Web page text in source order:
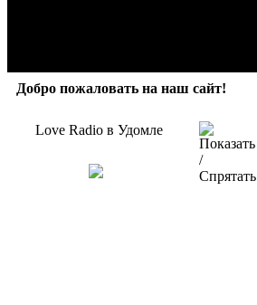
Добро пожаловать на наш сайт!
Love Radio в Удомле